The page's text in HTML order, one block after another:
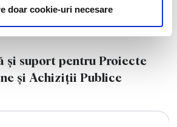
doar cookie-uri necesare
și suport pentru Proiecte
și Achiziții Publice